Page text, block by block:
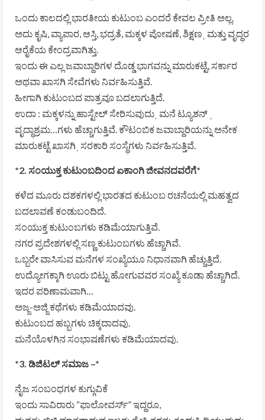
ಒಂದು ಕಾಲದಲ್ಲಿ ಭಾರತೀಯ ಕುಟುಂಬ ಎಂದರೆ ಕೇವಲ ಪ್ರೀತಿ ಅಲ್ಲ.
ಅದು ಕೃಷಿ, ವ್ಯಾಪಾರ, ಆಸ್ತಿ, ಭದ್ರತೆ, ಮಕ್ಕಳ ಪೋಷಣೆ, ಶಿಕ್ಷಣˌ ಮತ್ತು ವೃದ್ಧರ
ಆರೈಕೆಯ ಕೇಂದ್ರವಾಗಿತ್ತು.
ಇಂದು ಈ ಎಲ್ಲ ಜವಾಬ್ದಾರಿಗಳ ದೊಡ್ಡ ಭಾಗವನ್ನು ಮಾರುಕಟ್ಟೆ, ಸರ್ಕಾರ
ಅಥವಾ ಖಾಸಗಿ ಸೇವೆಗಳು ನಿರ್ವಹಿಸುತ್ತಿವೆ.
ಹೀಗಾಗಿ ಕುಟುಂಬದ ಪಾತ್ರವೂ ಬದಲಾಗುತ್ತಿದೆ.
ಉದಾ : ಮಕ್ಕಳನ್ನು ಹಾಸ್ಟೇಲ್ ಸೇರಿಸುವುದುˌ ಮನೆ ಟ್ಯೂಶನ್ ˌ
ವೃದ್ಧಾಶ್ರಮ…ಗಳು ಹೆಚ್ಚಾಗುತ್ತಿವೆ. ಕೌಟಂಬಿಕ ಜವಾಬ್ದಾರಿಯನ್ನು ಅನೇಕ
ಮಾರುಕಟ್ಟೆ ಖಾಸಗಿˌ ಸರಕಾರಿ ಸಂಸ್ಥೆಗಳು ನಿರ್ವಹಿಸುತ್ತಿವೆ.
*2. ಸಂಯುಕ್ತ ಕುಟುಂಬದಿಂದ ಏಕಾಂಗಿ ಜೀವನದವರೆಗೆ*
ಕಳೆದ ಮೂರು ದಶಕಗಳಲ್ಲಿ ಭಾರತದ ಕುಟುಂಬ ರಚನೆಯಲ್ಲಿ ಮಹತ್ವದ
ಬದಲಾವಣೆ ಕಂಡುಬಂದಿದೆ.
ಸಂಯುಕ್ತ ಕುಟುಂಬಗಳು ಕಡಿಮೆಯಾಗುತ್ತಿವೆ.
ನಗರ ಪ್ರದೇಶಗಳಲ್ಲಿ ಸಣ್ಣ ಕುಟುಂಬಗಳು ಹೆಚ್ಚಾಗಿವೆ.
ಒಬ್ಬರೇ ವಾಸಿಸುವ ಮನೆಗಳ ಸಂಖ್ಯೆಯೂ ನಿಧಾನವಾಗಿ ಹೆಚ್ಚುತ್ತಿದೆ.
ಉದ್ಯೋಗಕ್ಕಾಗಿ ಊರು ಬಿಟ್ಟು ಹೋಗುವವರ ಸಂಖ್ಯೆ ಕೂಡಾ ಹೆಚ್ಚಾಗಿದೆ.
ಇದರ ಪರಿಣಾಮವಾಗಿ…
ಅಜ್ಜ-ಅಜ್ಜಿ ಕಥೆಗಳು ಕಡಿಮೆಯಾದವು.
ಕುಟುಂಬದ ಹಬ್ಬಗಳು ಚಿಕ್ಕದಾದವು.
ಮನೆಯೊಳಗಿನ ಸಂಭಾಷಣೆಗಳು ಕಡಿಮೆಯಾದವು.
*3. ಡಿಜಿಟಲ್ ಸಮಾಜ –*
ನೈಜ ಸಂಬಂಧಗಳ ಕುಗ್ಗುವಿಕೆ
ಇಂದು ಸಾವಿರಾರು “ಫಾಲೋವರ್ಸ್” ಇದ್ದರೂ,